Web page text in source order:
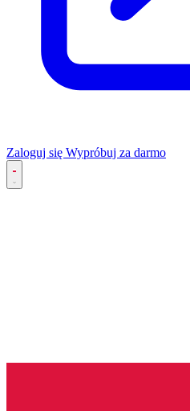
Zaloguj się Wypróbuj za darmo